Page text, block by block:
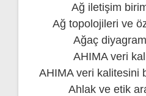
Ağ iletişim
Ağ topolojileri ve
Ağaç
AHIMA veri
AHIMA veri kalitesini
Ahlak ve etik